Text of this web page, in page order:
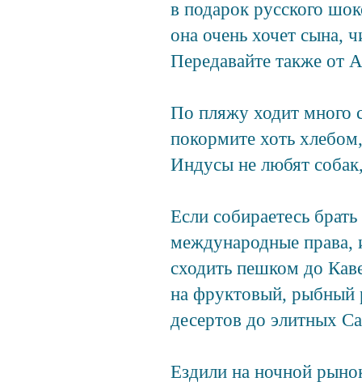
в подарок русского
она очень хочет сына,
Передавайте также от
По пляжу ходит много
покормите хоть
Индусы не любят
Если собираетесь
международные права,
сходить пешком до
на фруктовый, рыбный
десертов до элитных
Ездили на ночной